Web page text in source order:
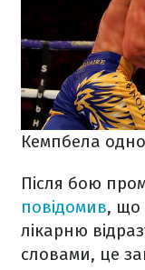
Кемпбела
Після бою п
повідомив, що
лікарню
словами, це